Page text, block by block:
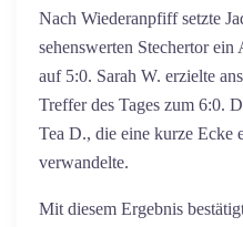
Nach Wiederanpfiff setzte
sehenswerten Stechertor
auf 5:0. Sarah W. erzielte
Treffer des Tages zum 6:0.
Tea D., die eine kurze Ecke
verwandelte.
Mit diesem Ergebnis